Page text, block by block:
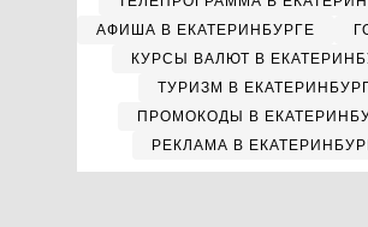
АФИША В ЕКАТЕРИНБУРГЕ
КУРСЫ ВАЛЮТ В
ТУРИЗМ В
ПРОМОКОДЫ В
РЕКЛАМА В